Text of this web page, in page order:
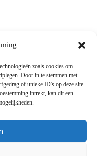
zoals cookies om
Door in te stemmen met
of unieke ID's op deze site
intrekt, kan dit een
-Algemene
-Over ons